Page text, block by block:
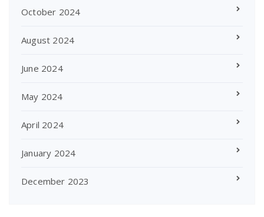
October 2024
August 2024
June 2024
May 2024
April 2024
January 2024
December 2023